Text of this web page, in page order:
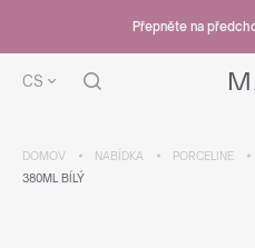
Přepněte na
CS
DOMOV NABÍDKA PORCELINE
380ML BÍLÝ